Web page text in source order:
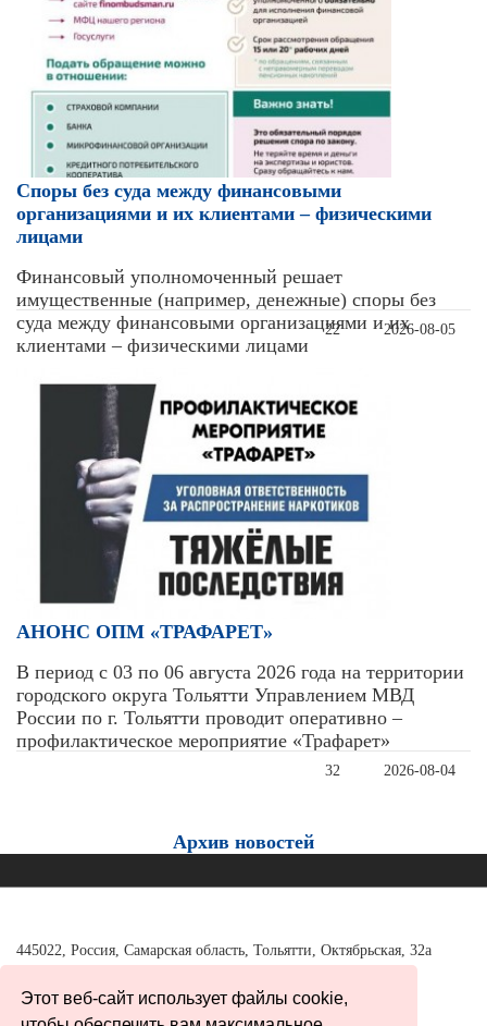
Этот веб-сайт использует файлы cookie,
Cпоры без суда между финансовыми
организациями и их клиентами – физическими
лицами
Финансовый уполномоченный решает
имущественные (например, денежные) споры без
суда между финансовыми организациями и их
клиентами – физическими лицами
2026-08-05
22
АНОНС ОПМ «ТРАФАРЕТ»
В период с 03 по 06 августа 2026 года на территории
городского округа Тольятти Управлением МВД
России по г. Тольятти проводит оперативно –
профилактическое мероприятие «Трафарет»
2026-08-04
32
Архив новостей
445022, Россия, Самарская область, Тольятти, Октябрьская, 32а
tgl_adm@63edu.ru office@tumon.ru